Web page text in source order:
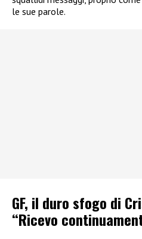
le sue parole.
GF, il duro sfogo di
“Ricevo